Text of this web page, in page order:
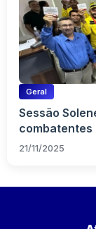
Geral
Sessão
combatentes
21/11/2025